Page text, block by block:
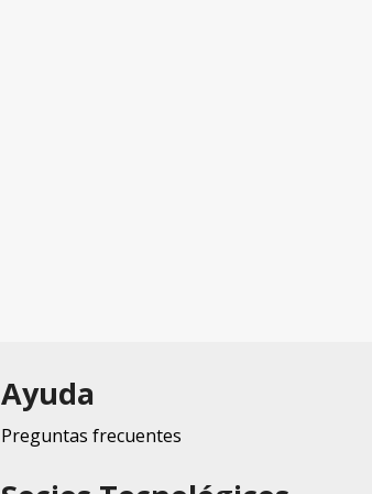
Ayuda
Preguntas frecuentes